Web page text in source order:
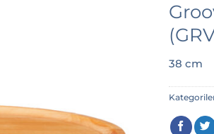
38 cm